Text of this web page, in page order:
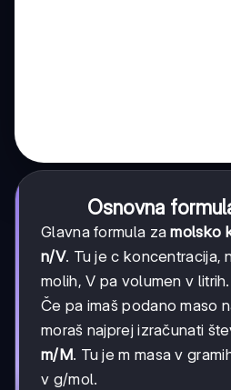
Osnovna
Glavna formula zamolsko
n/V. Tu je c koncentracija,
molih, V pa volumen v litrih.
Če pa imaš podano maso
moraš najprej izračunati
m/M. Tu je m masa v
v g/mol.